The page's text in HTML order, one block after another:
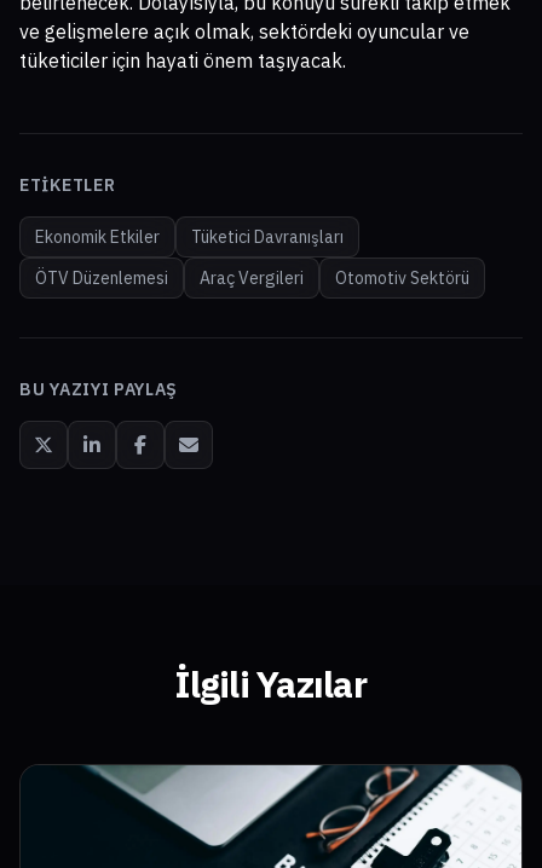
ve gelişmelere açık olmak, sektördeki oyuncular ve
tüketiciler için hayati önem taşıyacak.
ETIKETLER
Ekonomik Etkiler
Tüketici Davranışları
ÖTV Düzenlemesi
Araç Vergileri Otomotiv Sektörü
BU YAZIYI PAYLAŞ
İlgili Yazılar